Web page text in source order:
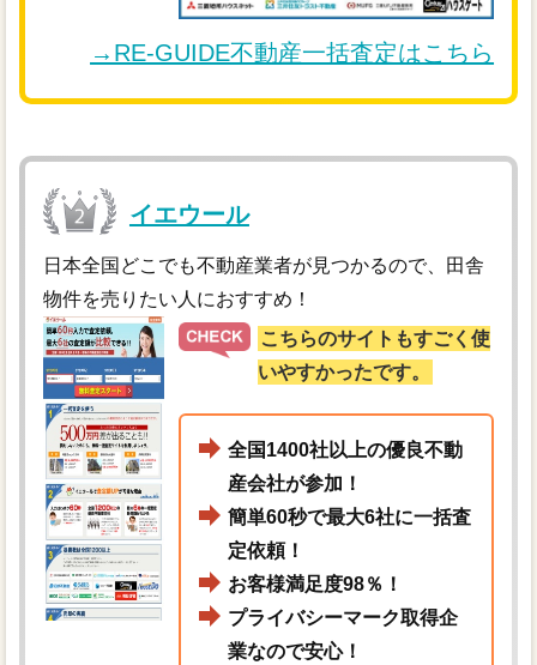
→RE-GUIDE不動産一括査定はこちら
イエウール
日本全国どこでも不動産業者が見つかるので、田舎
物件を売りたい人におすすめ！
こちらのサイトもすごく使
いやすかったです。
全国1400社以上の優良不動
産会社が参加！
簡単60秒で最大6社に一括査
定依頼！
お客様満足度98％！
プライバシーマーク取得企
業なので安心！